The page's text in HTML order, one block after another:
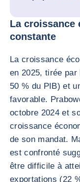
La croissance
constante
La croissance
en 2025, tirée
50 % du PIB) et
favorable.
octobre 2024 et
croissance
de son mandat.
est confronté
être difficile à
exportations (22